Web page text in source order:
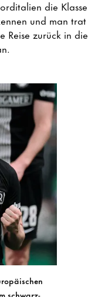
die Klasse
und man trat
Reise zurück in die